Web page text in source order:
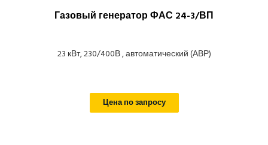
Газовый генератор ФАС 24-3/ВП
23 кВт, 230/400В , автоматический (АВР)
Цена по запросу